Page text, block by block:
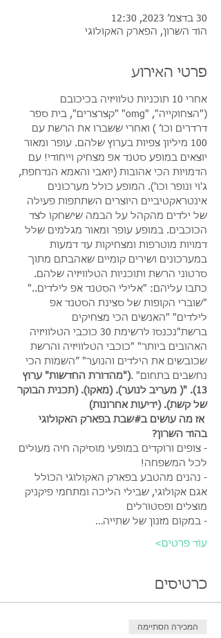
30 בדצמ׳ 2023, 12:30
הוד השרון, הפארק האקולוגי
פרטי האירוע
אחרי 10 תוכניות טלוויזיה בכיכובם
("הצחוקייה", "omg" "קצרצרים", בית ספר
דרדרים וכו׳ ) ואחרי ששברו את הרשת עם
100 מיליון צפיות בערוץ שלהם. עופר ומאור
יוצאים במופע סטנד אפ מצחיק וייחודי! עם
הדמויות הכי אהובות (יואבי והאמא הנדחפת,
ג'וי ונופר וכו'). המופע כולל מערכונים
אינטראקטיביים היוצרים השתתפות פעילה
של ילדים מהקהל על הבמה שישחקו לצד
הכוכבים. במופע עופר ומאור מגלמים שלל
דמויות מוטרפות ומצחיקות עד דמעות
במערכונים ושירים קומיים שאהבתם מתוך
סרטוני הרשת ותוכניות הטלוויזיה שלהם.
כתבו עליהם: "אלילי הסטנד אפ לילדים.."
"שוברי הקופות של סצינת הסטנד אפ
לילדים" "האנשים הכי מצחיקים
ברשת
"נכנסו לרשימת 30 כוכבי הטלוויזיה
האהובים ביותר" "כוכבי הטלוויזיה והרשת
שכובשים את הילדים והנוער" ״השמות הכי
נחשבים בתחום" .("מהדורת החדשות" ערוץ
13).
"( מעריב לנוער). (מאקו). (תכנית הבוקר
של קשת). (ידיעות אחרונות)
אז מה עושים ב#שבת בפארק האקולוגי
בהוד השרון?
- צופים ורוקדים במופעי מוסיקה חיה מעולים
לכל המשפחה!
- נהנים מהטבע בפארק האקולוגי הכולל
אגם אקולוגי, שבילי הליכה ומתחמי פיקניק
מוצלים ופסטורלים
- במקום מזנון של שתייה…
עוד פרטים>
כרטיסים
המכירה הסתיימה